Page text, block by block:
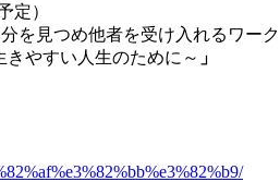
定）
を見つめ他者を受け入れるワーク
やすい人生のために～ 」